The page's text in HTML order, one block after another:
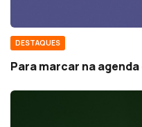
DESTAQUES
Para marcar na agenda